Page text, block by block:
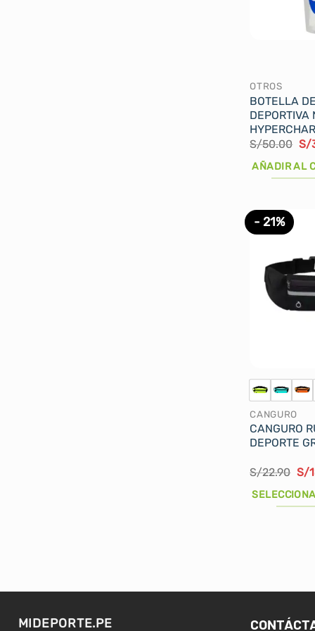
OTROS
BOTELLA
DEPORTIVA
S/50.00 El
S/
AÑADIR AL
- 21%
CANGURO
CANGURO
DEPORTE
S/22.90 El
S/
opciones
MIDEPORTE.PE